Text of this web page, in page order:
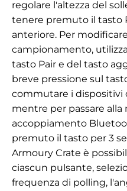
regolare l'altezza del
tenere premuto il tasto
anteriore. Per
campionamento,
tasto Pair e del tasto
breve pressione sul
commutare i dispositivi
mentre per passare alla
accoppiamento
premuto il tasto per 3
Armoury Crate è
ciascun pulsante,
frequenza di polling,